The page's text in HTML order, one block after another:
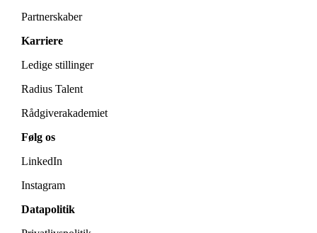
Partnerskaber
Karriere
Ledige stillinger
Radius Talent
Rådgiverakademiet
Følg os
LinkedIn
Instagram
Datapolitik